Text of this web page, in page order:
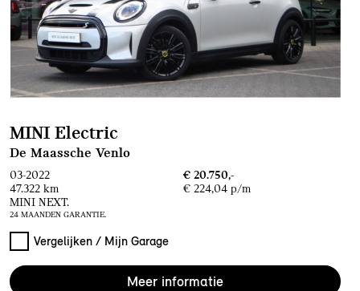
MINI Electric
De Maassche Venlo
03-2022
€ 20.750,-
47.322 km
€ 224,04 p/m
MINI NEXT.
24 MAANDEN GARANTIE.
Vergelijken / Mijn Garage
Meer informatie